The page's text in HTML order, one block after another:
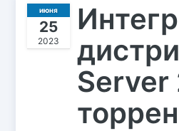
июня
25
2023